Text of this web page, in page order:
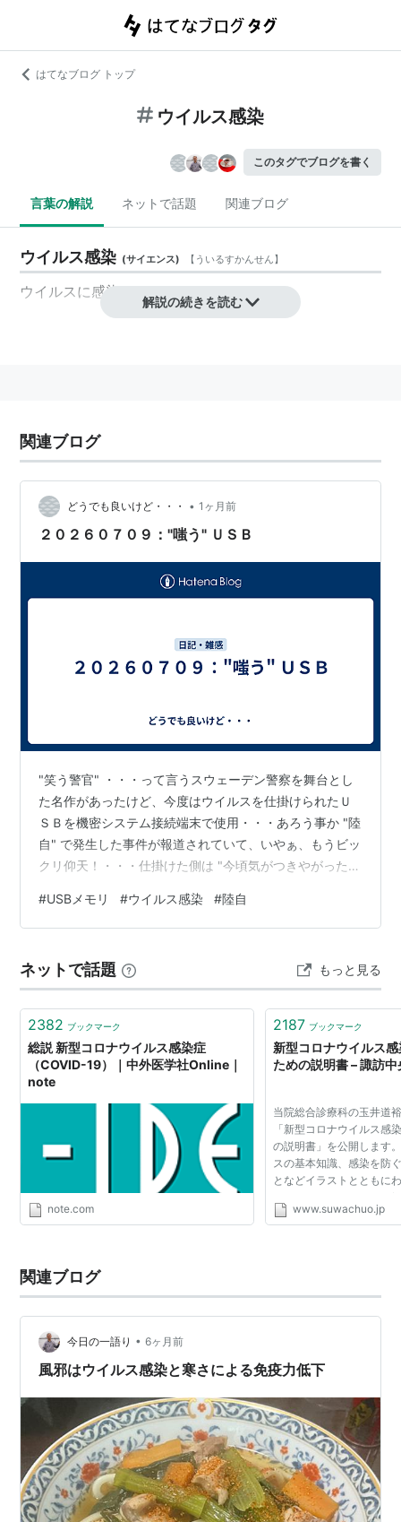
はてなブログ トップ
ウイルス感染
このタグでブログを書く
言葉の解説 ネットで話題 関連ブログ
ウイルス感染 (サイエンス) 【 ういるすかんせん】
ウイルスに感染すること
解説の続きを読む
関連ブログ
どうでも良いけど・・・ • 1ヶ月前
２０２６０７０９："嗤う" ＵＳＢ
"笑う警官" ・・・って言うスウェーデン警察を舞台とし
た名作があったけど、今度はウイルスを仕掛けられたＵ
ＳＢを機密システム接続端末で使用・・・あろう事か "陸
自" で発生した事件が報道されていて、いやぁ、もうビッ
クリ仰天！・・・仕掛けた側は "今頃気がつきやがった"
表" － システムに影響なし、取得経路なお調査 （出所；
６月２８日付け日経紙朝刊） "自衛隊の感染USB、隊員の
日経紙朝刊） 以下記事抜粋：発覚の経緯と期間： ２０２
４年３月頃から使用が開始され、２０２５年２月に中部
方面…
#USBメモリ #ウイルス感染 #陸自
ネットで話題 もっと見る
2382 ブックマーク
総説 新型コロナウイルス感染症
（COVID-19）｜中外医学社Online｜
note
note.com
2187 ブックマーク
新型コロナウイルス
ための説明書 – 諏訪
当院総合診療科の玉井道
「新型コロナウイルス感
の説明書」を公開します
スの基本知識、感染を防
となどイラストとともに
ロナウイルス感染をのり
www.suwachuo.jp
関連ブログ
今日の一語り • 6ヶ月前
風邪はウイルス感染と寒さによる免疫力低下